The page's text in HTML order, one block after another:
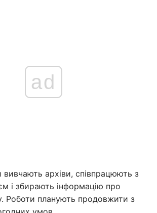
ad
вивчають архіви, співпрацюють з
і збирають інформацію про
Роботи планують продовжити з